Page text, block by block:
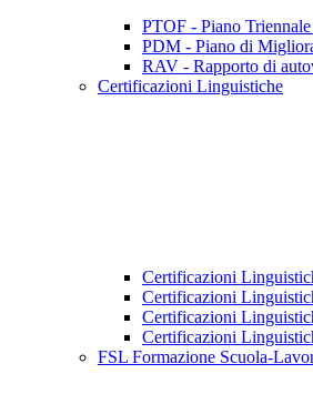
PTOF - Piano
PDM - Piano di
RAV - Rapporto di
Certificazioni Linguistiche
Certificazioni
Certificazioni
Certificazioni
Certificazioni
FSL Formazione Scuola-